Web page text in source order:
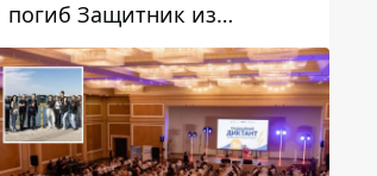
погиб Защитник из
Каменского Антон
Красовский